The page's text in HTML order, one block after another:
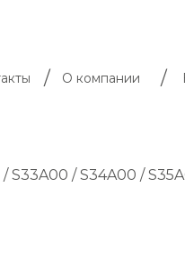
/ /
О компании
S33A00 / S34A00 /